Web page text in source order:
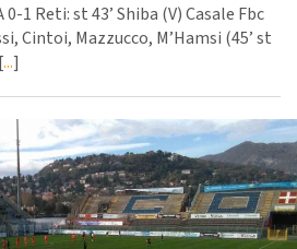
0-1 Reti: st 43’ Shiba (V) Casale Fbc
Cintoi, Mazzucco, M’Hamsi (45’ st
...]